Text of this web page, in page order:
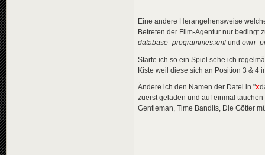
Eine andere Herangehensweise
Betreten der Film-Agentur nur bedingt
database_programmes.xml und
Starte ich so ein Spiel sehe ich
Kiste weil diese sich an Position 3 & 4
Ändere ich den Namen der Datei in "x
zuerst geladen und auf einmal
Gentleman, Time Bandits, Die Götter